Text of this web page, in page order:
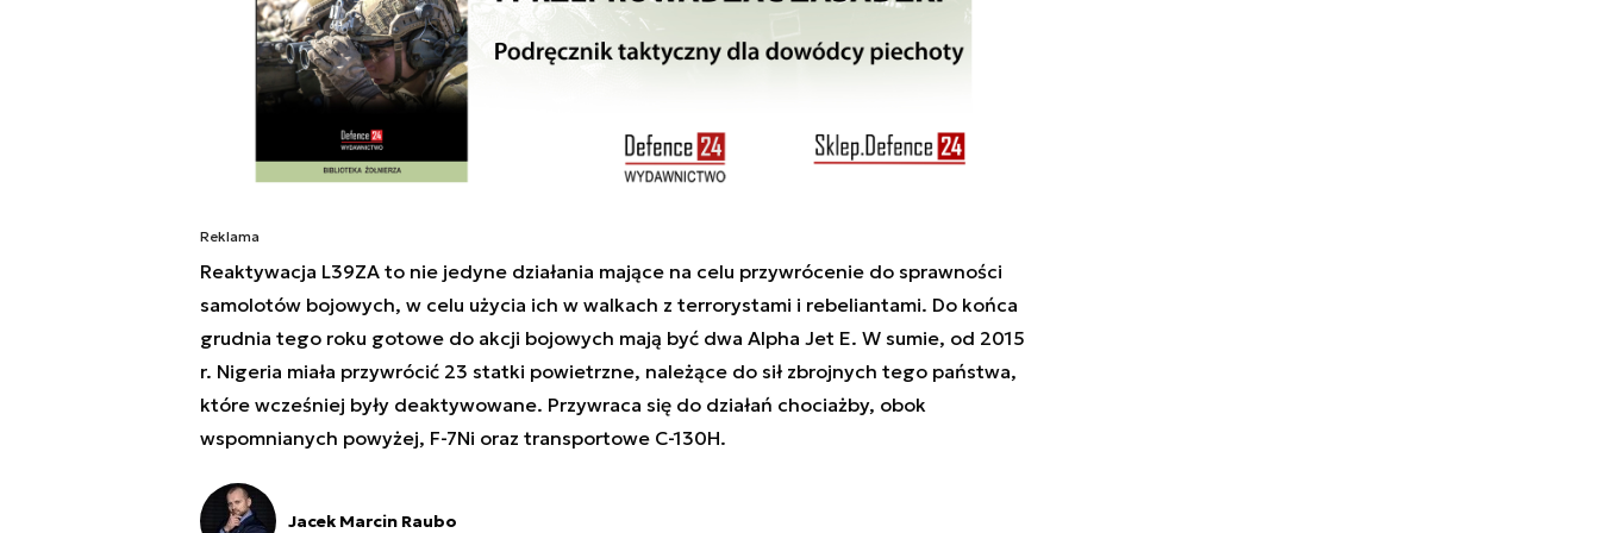
Reklama
Reaktywacja L39ZA to nie jedyne działania mające na celu przywrócenie do sprawności
samolotów bojowych, w celu użycia ich w walkach z terrorystami i rebeliantami. Do końca
grudnia tego roku gotowe do akcji bojowych mają być dwa Alpha Jet E. W sumie, od 2015
r. Nigeria miała przywrócić 23 statki powietrzne, należące do sił zbrojnych tego państwa,
które wcześniej były deaktywowane. Przywraca się do działań chociażby, obok
wspomnianych powyżej, F-7Ni oraz transportowe C-130H.
Jacek Marcin Raubo